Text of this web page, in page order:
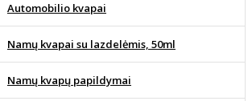
Automobilio kvapai
Namų kvapai su lazdelėmis, 50ml
Namų kvapų papildymai